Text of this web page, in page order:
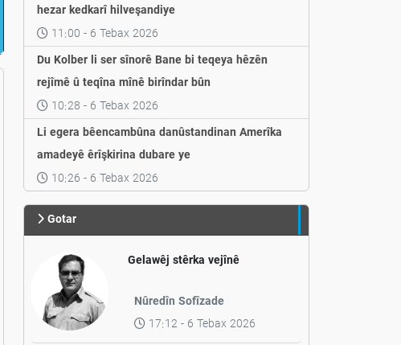
hezar kedkarî hilveşandiye
11:00 - 6 Tebax 2026
Du Kolber li ser sînorê Bane bi teqeya hêzên
rejîmê û teqîna mînê birîndar bûn
10:28 - 6 Tebax 2026
Li egera bêencambûna danûstandinan Amerîka
amadeyê êrîşkirina dubare ye
10:26 - 6 Tebax 2026
Gotar
Gelawêj stêrka vejînê
Nûredîn Sofîzade
17:12 - 6 Tebax 2026